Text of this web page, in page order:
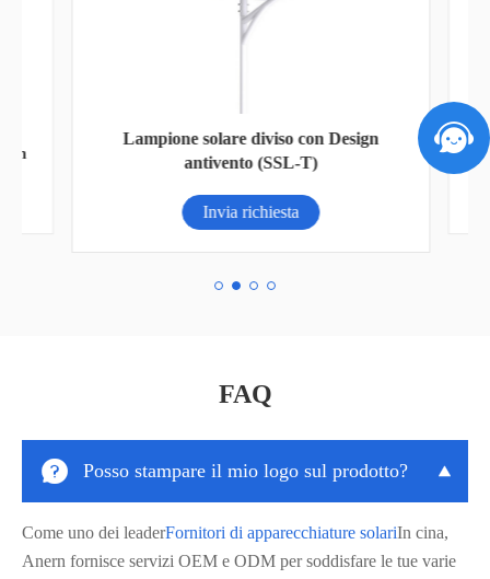
Lampione solare diviso con Design
antivento (SSL-T)
Invia richiesta
FAQ
 Posso stampare il mio logo sul prodotto? 
Come uno dei leaderFornitori di apparecchiature solariIn cina,
Anern fornisce servizi OEM e ODM per soddisfare le tue varie